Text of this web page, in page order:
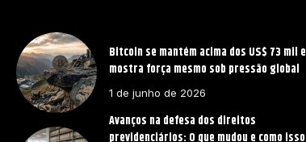
Bitcoin se mantém acima dos US$ 73 mil e
mostra força mesmo sob pressão global
1 de junho de 2026
Avanços na defesa dos direitos
previdenciários: O que mudou e como isso